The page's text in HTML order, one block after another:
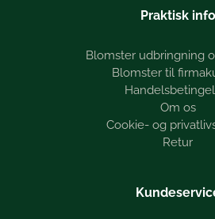
Praktisk info
Blomster udbringning
Blomster til
Om os
Cookie- og
Retur